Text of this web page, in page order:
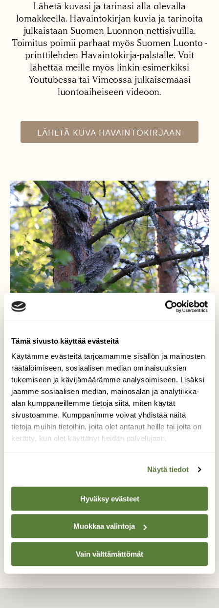
Tämä sivusto käyttää evästeitä
Käytämme evästeitä tarjoamamme sisällön ja mainosten
räätälöimiseen, sosiaalisen median ominaisuuksien
tukemiseen ja kävijämäärämme analysoimiseen. Lisäksi
jaamme sosiaalisen median, mainosalan ja analytiikka-
alan kumppaneillemme tietoja siitä, miten käytät
sivustoamme. Kumppanimme voivat yhdistää näitä
tietoja muihin tietoihin, joita olet antanut heille tai joita on
kerätty, kun olet käyttänyt heidän palvelujaan.
Näytä tiedot
Hyväksy evästeet
Muokkaa valintoja
Vain välttämättömät
Lähetä kuvasi ja tarinasi alla olevalla
lomakkeella. Havaintokirjan kuvia ja tarinoita
julkaistaan Suomen Luonnon nettisivuilla.
Toimitus poimii parhaat myös Suomen Luonto -
printtilehden Havaintokirja-palstalle. Voit
lähettää meille myös linkin esimerkiksi
Youtubessa tai Vimeossa julkaisemaasi
luontoaiheiseen videoon.
LÄHETÄ KUVA HAVAINTOKIRJAAN
Viirupöllö poikanen
Tänä kesänä olen harjoitellut lintujen
kuvaamista. Ei ole hötäisen ihmisen hommaa
ja onnistuminen vaatii myös tuuria. Mökillä,
roskapussia viedessä, kamera sattui
olemaan mukana ja pääsin tekemään
tuttavuutta viirupöllön poikasten kanssa. Voi
Valokuvaaja: Tuija Kuorikoski, Öja, Kokkola
TAKAISIN LISTAAN